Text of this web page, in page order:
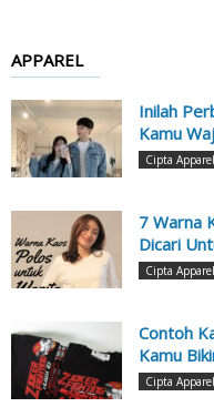
APPAREL
Inilah
Kamu
Cipta Apparel
7 Warna
Dicari
Cipta Apparel
Contoh
Kamu
Cipta Apparel